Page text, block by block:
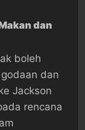
dan
boleh
dan
Jackson
rencana